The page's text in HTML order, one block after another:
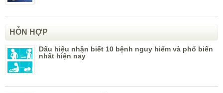
HỖN HỢP
Dấu hiệu nhận biết 10 bệnh nguy hiểm và phổ biến
nhất hiện nay